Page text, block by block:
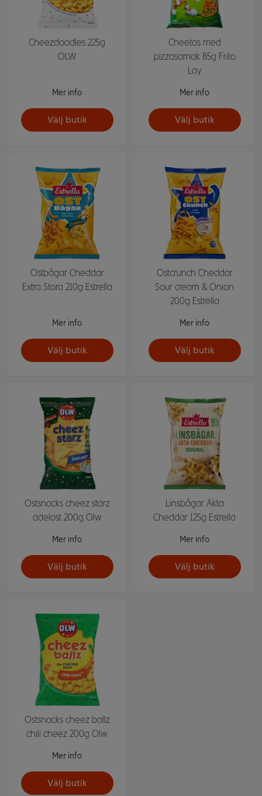
Cheezdoodles 225g
OLW
Mer info
Välj butik
Cheetos med
pizzasamak 85g Frito
Lay
Mer info
Välj butik
Ostbågar Cheddar
Extra Stora 210g Estrella
Mer info
Välj butik
Ostcrunch Cheddar
Sour cream & Onion
200g Estrella
Mer info
Välj butik
Ostsnacks cheez starz
ädelost 200g Olw
Mer info
Välj butik
Linsbågar Äkta
Cheddar 125g Estrella
Mer info
Välj butik
Ostsnacks cheez ballz
chili cheez 200g Olw
Mer info
Välj butik